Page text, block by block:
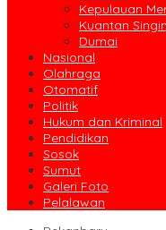
Kepulauan
Kuantan
Dumai
Nasional
Olahraga
Otomatif
Politik
Hukum dan Kriminal
Pendidikan
Sosok
Sumut
Galeri Foto
Pelalawan